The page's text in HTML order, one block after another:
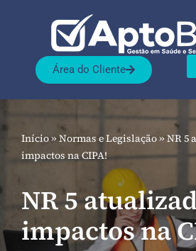
Área do Cliente
Início»Normas e Legislação» NR 5
impactos na CIPA!
NR 5
impactos na